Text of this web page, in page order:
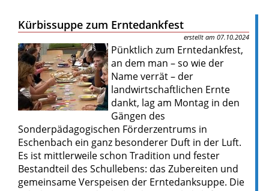
Kürbissuppe zum Erntedankfest
07.10.2024
Pünktlich zum Erntedankfest,
an dem man – so wie der
Name verrät – der
landwirtschaftlichen Ernte
dankt, lag am Montag in den
Gängen des
Sonderpädagogischen Förderzentrums in
Eschenbach ein ganz besonderer Duft in der Luft.
Es ist mittlerweile schon Tradition und fester
Bestandteil des Schullebens: das Zubereiten und
gemeinsame Verspeisen der Erntedanksuppe. Die